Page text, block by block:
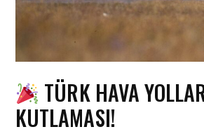
TÜRK HAVA
KUTLAMASI!